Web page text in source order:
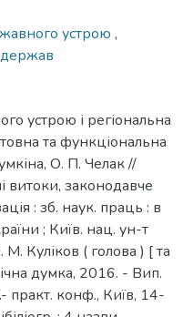
устрою ,
держав
устрою і регіональна
та функціональна
О. П. Челак //
витоки, законодавче
: зб. наук. праць : в
; Київ. нац. ун-т
М. Куліков ( голова ) [ та
думка, 2016. - Вип.
практ. конф., Київ, 14-